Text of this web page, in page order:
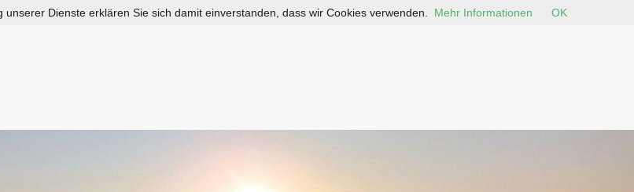
Dienste erklären Sie sich damit einverstanden, dass wir Cookies verwenden. Mehr Informationen OK